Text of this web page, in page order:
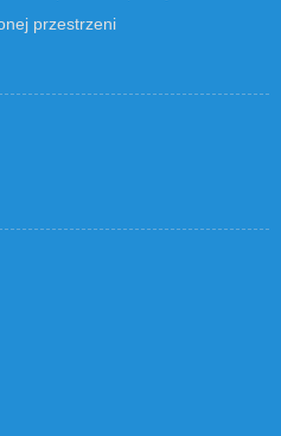
przestrzeni